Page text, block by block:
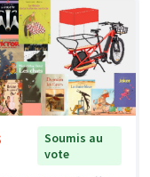
Soumis au
vote